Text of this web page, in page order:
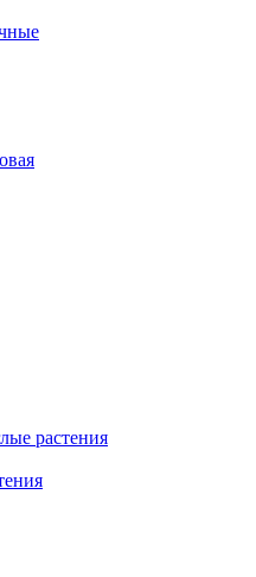
растения